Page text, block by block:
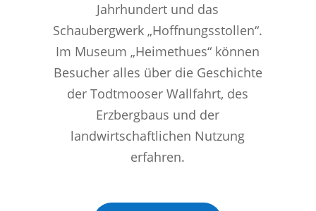
Jahrhundert und das
Schaubergwerk „Hoffnungsstollen“.
Im Museum „Heimethues“ können
Besucher alles über die Geschichte
der Todtmooser Wallfahrt, des
Erzbergbaus und der
landwirtschaftlichen Nutzung
erfahren.